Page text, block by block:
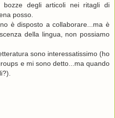
bozze degli articoli nei ritagli di
posso.
è disposto a collaborare...ma è
della lingua, non possiamo
sono interessatissimo (ho
e mi sono detto...ma quando